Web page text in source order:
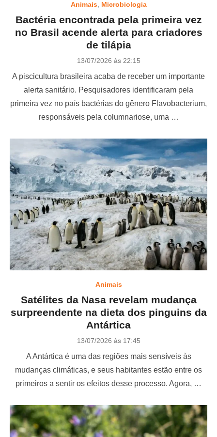
Animais, Microbiologia
Bactéria encontrada pela primeira vez
no Brasil acende alerta para criadores
de tilápia
P
s
e
d
o
n
13/07/2026 às 22:15
A piscicultura brasileira acaba de receber um importante
alerta sanitário. Pesquisadores identificaram pela
primeira vez no país bactérias do gênero Flavobacterium,
responsáveis pela columnariose, uma …
Animais
Satélites da Nasa revelam mudança
surpreendente na dieta dos pinguins da
Antártica
P
s
e
d
13/07/2026 às 17:45
A Antártica é uma das regiões mais sensíveis às
mudanças climáticas, e seus habitantes estão entre os
primeiros a sentir os efeitos desse processo. Agora, …